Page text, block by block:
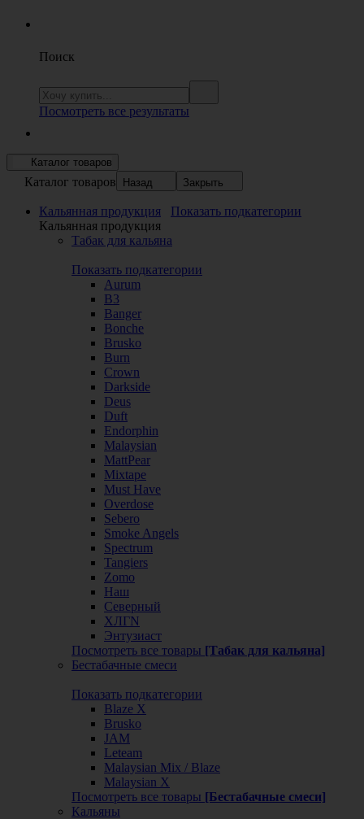
Поиск
Посмотреть все результаты
Каталог товаров
Каталог товаров Назад Закрыть
Кальянная продукция
Показать подкатегории
Кальянная продукция
Табак для кальяна
Показать подкатегории
Aurum
B3
Banger
Bonche
Brusko
Burn
Crown
Darkside
Deus
Duft
Endorphin
Malaysian
MattPear
Mixtape
Must Have
Overdose
Sebero
Smoke Angels
Spectrum
Tangiers
Zomo
Наш
Северный
ХЛГN
Энтузиаст
Посмотреть все товары [Табак для кальяна]
Бестабачные смеси
Показать подкатегории
Blaze X
Brusko
JAM
Leteam
Malaysian Mix / Blaze
Malaysian X
Посмотреть все товары [Бестабачные смеси]
Кальяны